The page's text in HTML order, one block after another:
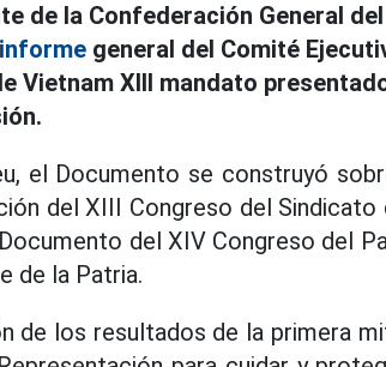
de la Confederación General
informe general del Comité
Vietnam XIII mandato
el Documento se construyó
del XIII Congreso del Sindicato
del XIV Congreso del
de la Patria.
de los resultados de la primera